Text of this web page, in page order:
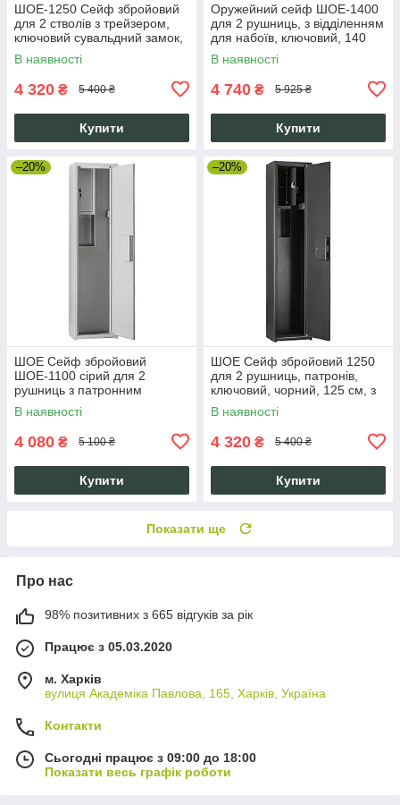
ШОЕ-1250 Сейф збройовий
для 2 стволів з трейзером,
ключовий сувальдний замок,
1250 мм, сірий
В наявності
4 320 ₴ 5 400 ₴
Купити
Оружейний сейф ШОЕ-1400
для 2 рушниць, з відділенням
для набоїв, ключовий, 140
см, чорний
В наявності
4 740 ₴ 5 925 ₴
Купити
–20%
ШОЕ Сейф збройовий
ШОЕ-1100 сірий для 2
рушниць з патронним
відсіком, 1100 мм, посилений
В наявності
4 080 ₴ 5 100 ₴
Купити
–20%
ШОЕ Сейф збройовий 1250
для 2 рушниць, патронів,
ключовий, чорний, 125 см, з
касовим відсіком
В наявності
4 320 ₴ 5 400 ₴
Купити
Показати ще
Про нас
98% позитивних з 665 відгуків за рік
Працює з 05.03.2020
м. Харків
вулиця Академіка Павлова, 165, Харків, Україна
Контакти
Сьогодні працює з 09:00 до 18:00
Показати весь графік роботи